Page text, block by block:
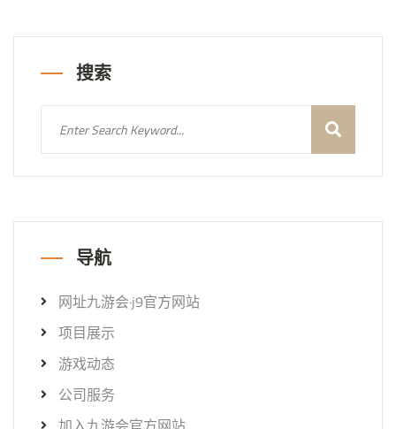
搜索
导航
网址九游会·j9官方网站
项目展示
游戏动态
公司服务